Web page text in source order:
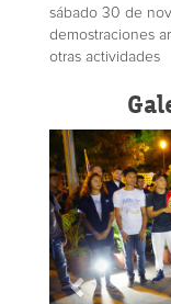
sábado 30 de
demostraciones
otras actividades